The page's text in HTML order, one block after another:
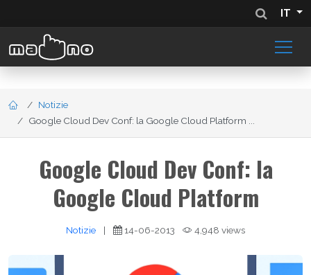
IT
Notizie
Google Cloud Dev Conf: la Google Cloud Platform ...
Google Cloud Dev Conf: la
Google Cloud Platform
Notizie | 14-06-2013 4,948 views